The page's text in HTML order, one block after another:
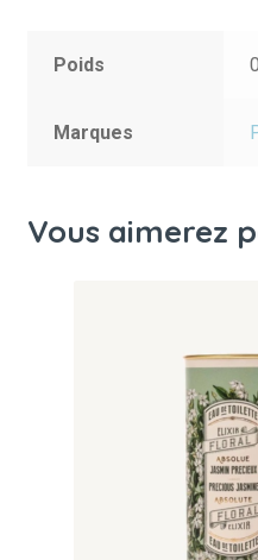
Poids
Marques
Vous aimerez